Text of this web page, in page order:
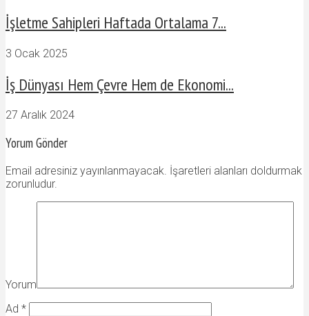
İşletme Sahipleri Haftada Ortalama 7...
3 Ocak 2025
İş Dünyası Hem Çevre Hem de Ekonomi...
27 Aralık 2024
Yorum Gönder
Email adresiniz yayınlanmayacak. İşaretleri alanları doldurmak
zorunludur.
Yorum
Ad *